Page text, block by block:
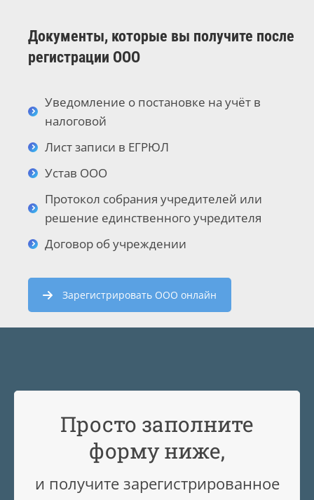
Документы, которые вы получите после
регистрации ООО
Уведомление о постановке на учёт в
налоговой
Лист записи в ЕГРЮЛ
Устав ООО
Протокол собрания учредителей или
решение единственного учредителя
Договор об учреждении
Зарегистрировать ООО онлайн
Просто заполните
форму ниже,
и получите зарегистрированное